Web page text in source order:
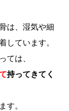
は、湿気や細
しています。
ては、
持ってきてく
す。